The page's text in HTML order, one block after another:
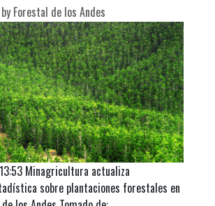
by Forestal de los Andes
Minagricultura actualiza
sobre plantaciones forestales en